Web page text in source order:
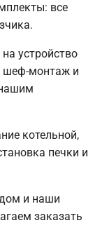
все
устройство
шеф-монтаж и
котельной,
печки и
и наши
заказать